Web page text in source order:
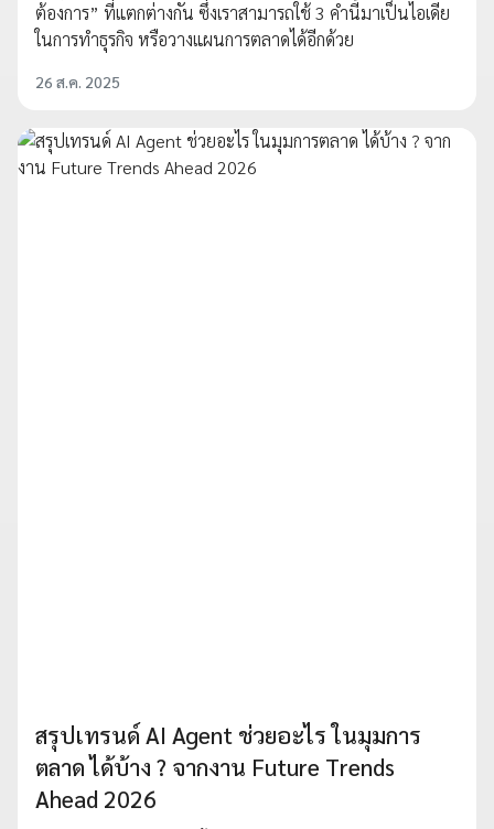
ต้องการ” ที่แตกต่างกัน ซึ่งเราสามารถใช้ 3 คำนี้มาเป็นไอเดีย
ในการทำธุรกิจ หรือวางแผนการตลาดได้อีกด้วย
26 ส.ค. 2025
สรุปเทรนด์ AI Agent ช่วยอะไร ในมุมการ
ตลาด ได้บ้าง ? จากงาน Future Trends
Ahead 2026